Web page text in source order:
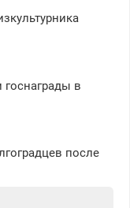
в
после